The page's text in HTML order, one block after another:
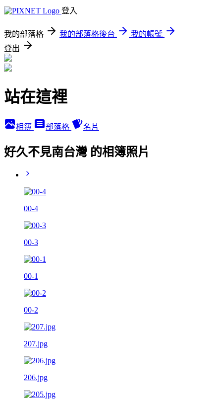
登入
我的部落格 我的部落格後台
我的帳號
登出
站在這裡
相簿 部落格 名片
好久不見南台灣 的相簿照片
00-4
00-3
00-1
00-2
207.jpg
206.jpg